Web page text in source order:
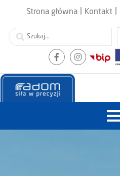
Strona główna Kontakt